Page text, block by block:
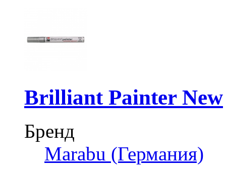
Brilliant Painter New
Бренд
Marabu (Германия)